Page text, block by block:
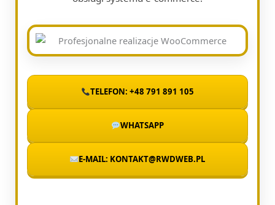
TELEFON: +48 791 891 105
WHATSAPP
E-MAIL: KONTAKT@RWDWEB.PL